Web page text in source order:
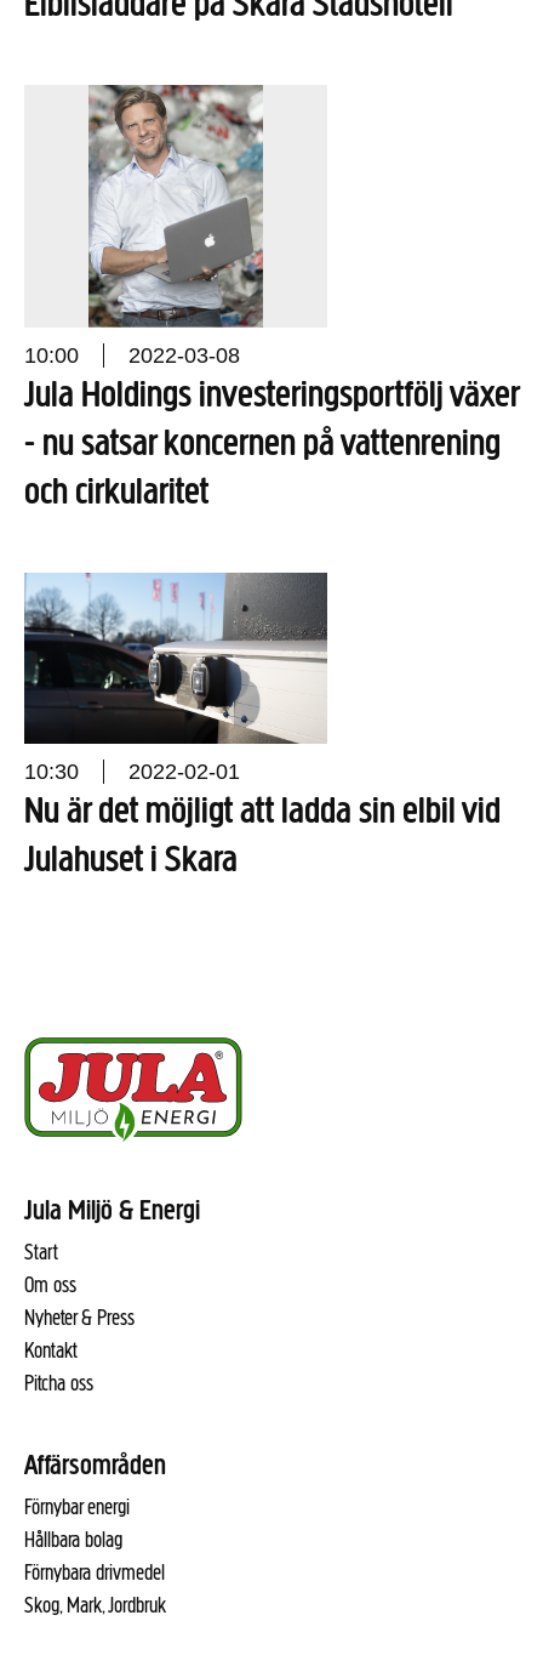
10:00 2022-03-08
Jula Holdings investeringsportfölj växer
- nu satsar koncernen på vattenrening
och cirkularitet
10:30 2022-02-01
Nu är det möjligt att ladda sin elbil vid
Julahuset i Skara
Jula Miljö & Energi
Start
Om oss
Nyheter & Press
Kontakt
Pitcha oss
Affärsområden
Förnybar energi
Hållbara bolag
Förnybara drivmedel
Skog, Mark, Jordbruk